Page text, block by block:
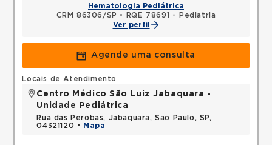
Hematologia Pediátrica
CRM 86306/SP •
RQE 78691 - Pediatria
Ver perfil
Agende uma consulta
Locais de Atendimento
Centro Médico São Luiz Jabaquara -
Unidade Pediátrica
Rua das Perobas, Jabaquara, Sao Paulo, SP,
04321120 •
Mapa